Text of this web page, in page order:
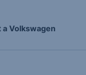
Volkswagen